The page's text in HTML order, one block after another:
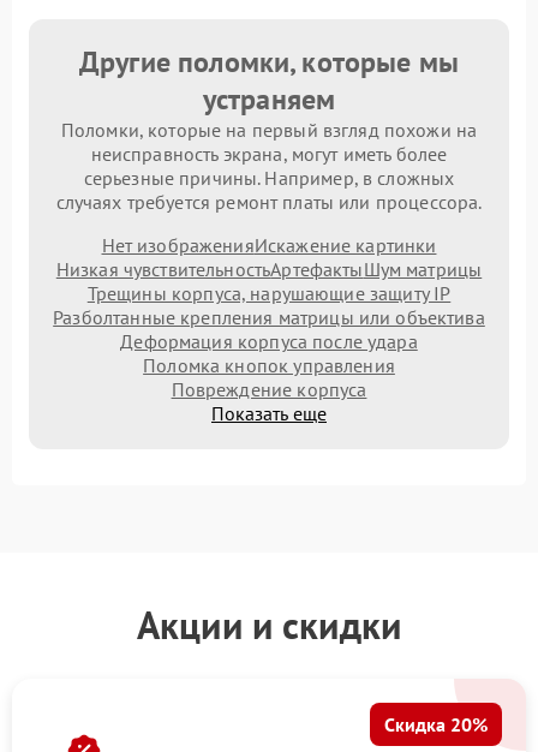
Другие поломки, которые мы
устраняем
Поломки, которые на первый взгляд похожи на
неисправность экрана, могут иметь более
серьезные причины. Например, в сложных
случаях требуется ремонт платы или процессора.
Нет изображенияИскажение картинки
Низкая чувствительностьАртефактыШум матрицы
Трещины корпуса, нарушающие защиту IP
Разболтанные крепления матрицы или объектива
Деформация корпуса после удара
Поломка кнопок управления
Повреждение корпуса
Показать еще
Акции и скидки
Скидка 20%